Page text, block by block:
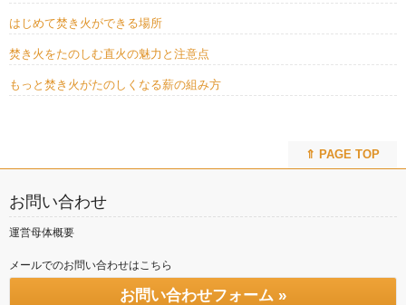
はじめて焚き火ができる場所
焚き火をたのしむ直火の魅力と注意点
もっと焚き火がたのしくなる薪の組み方
⇑ PAGE TOP
お問い合わせ
運営母体概要
メールでのお問い合わせはこちら
お問い合わせフォーム »